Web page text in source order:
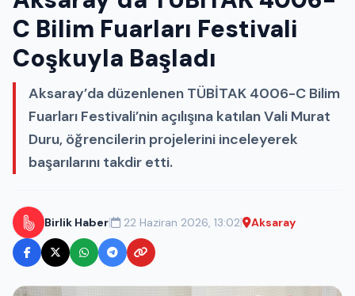
C Bilim Fuarları Festivali
Coşkuyla Başladı
Aksaray’da düzenlenen TÜBİTAK 4006-C Bilim
Fuarları Festivali’nin açılışına katılan Vali Murat
Duru, öğrencilerin projelerini inceleyerek
başarılarını takdir etti.
Birlik Haber| 22 Haziran 2026, 13:02| Aksaray